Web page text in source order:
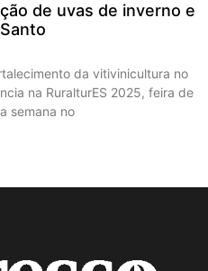
de uvas de inverno e
da vitivinicultura no
na RuralturES 2025, feira de
semana no